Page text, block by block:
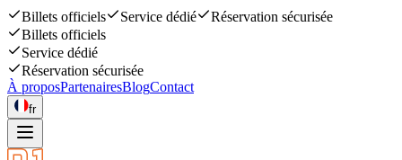
Billets officiels Service dédié
Réservation sécurisée
Billets officiels
Service dédié
Réservation sécurisée
À proposPartenairesBlogContact
fr